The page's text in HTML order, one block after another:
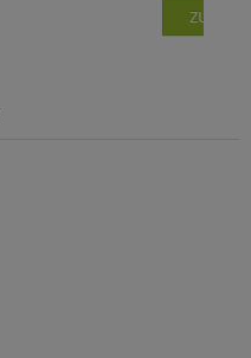
zum